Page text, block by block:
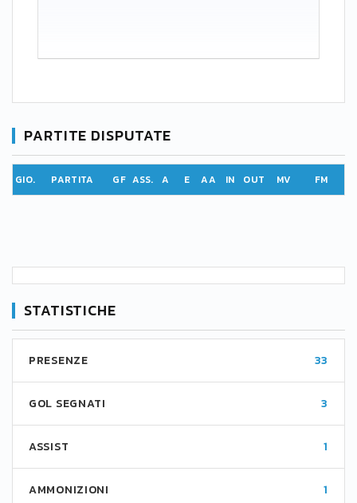
PARTITE DISPUTATE
GIO. PARTITA GF ASS. A E AA IN OUT MV FM
STATISTICHE
PRESENZE 33
GOL SEGNATI 3
ASSIST 1
AMMONIZIONI 1